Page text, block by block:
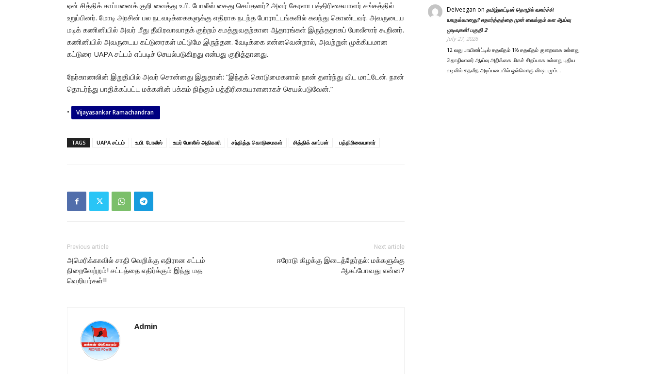
ஏன் சித்திக் காப்பனைக் குறி வைத்து உ.பி. போலீஸ் கைது செய்தனர்? அவர் கேரளா பத்திரிகையாளர் சங்கத்தில்
உறுப்பினர். மோடி அரசின் பல நடவடிக்கைகளுக்கு எதிராக நடந்த போராட்டங்களில் கலந்து கொண்டவர். அவருடைய
மடிக் கணினியில் அவர் மீது தீவிரவாவாதக் குற்றம் சுமத்துவதற்கான ஆதாரங்கள் இருந்ததாகப் போலீஸார் கூறினர்.
கணினியில் அவருடைய கட்டுரைகள் மட்டுமே இருந்தன. வேடிக்கை என்னவென்றால், அவற்றுள் முக்கியமான
கட்டுரை UAPA சட்டம் எப்படிச் செயல்படுகிறது என்பது குறித்தானது.
நேர்காணலின் இறுதியில் அவர் சொன்னது இதுதான்: “இந்தக் கொடுமைகளால் நான் தளர்ந்து விட மாட்டேன். நான்
தொடர்ந்து பாதிக்கப்பட்ட மக்களின் பக்கம் நிற்கும் பத்திரிகையாளனாகச் செயல்படுவேன்.”
• Vijayasankar Ramachandran
TAGS UAPA சட்டம் உ.பி. போலீஸ் உயர் போலீஸ் அதிகாரி சந்தித்த கொடுமைகள் சித்திக் காப்பன் பத்திரிகையாளர்
Previous article
அமெரிக்காவில் சாதி வெறிக்கு எதிரான சட்டம்
நிறைவேற்றம்! சட்டத்தை எதிர்க்கும் இந்து மத
வெறியர்கள்!!
Next article
ஈரோடு கிழக்கு இடைத்தேர்தல்: மக்களுக்கு
ஆகப்போவது என்ன?
Admin
Deiveegan on தமிழ்நாட்டின் தொழில் வளர்ச்சி
யாருக்கானது? எதார்த்தத்தை முன் வைக்கும் கள ஆய்வு
முடிவுகள்! பகுதி 2
July 27, 2026
12 வது பாயிண்ட்டில் சதவீதம் 1% சதவீதம் குறைவாக உள்ளது.
தொழிலாளர் ஆய்வு அறிக்கை மிகச் சிறப்பாக உள்ளது புதிய
வடிவில் சதவீத அடிப்படையில் ஒவ்வொரு விஷயமும்…